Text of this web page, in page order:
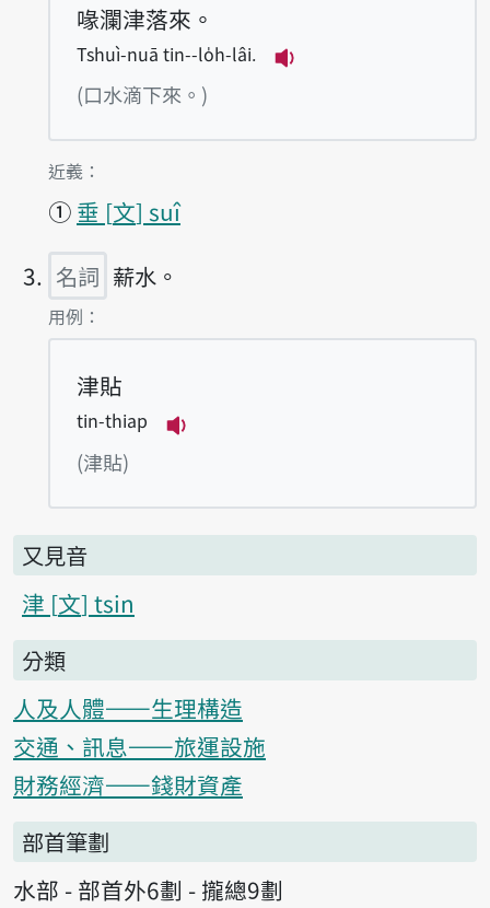
喙瀾津落來。
Tshuì-nuā tin--lo̍h-lâi.
(口水滴下來。)
第2項釋義的
近義：
① 垂 文 suî
名詞 薪水。
第3項釋義的
用例：
津貼
tin-thiap
(津貼)
又見音
津 文 tsin
分類
人及人體——生理構造
交通、訊息——旅運設施
財務經濟——錢財資產
部首筆劃
水部 - 部首外6劃 - 攏總9劃